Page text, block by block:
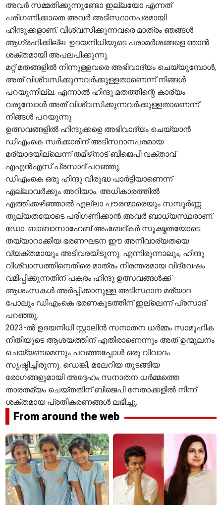
അവർ സമ്മതിക്കുന്നുണ്ടോ ഇല്ലയോ എന്നത്
പരിഗണിക്കാതെ അവർ അടിസ്ഥാനപരമായി
ഹിന്ദുക്കളാണ്. വിശ്വസിക്കുന്നവരെ മാത്രം ഞങ്ങൾ
ആഗ്രഹിക്കില്ല. ഉദയനിധിയുടെ പരാമർശങ്ങളെ ഞാൻ
ശക്തമായി അപലപിക്കുന്നു.
മറ്റ് മതങ്ങളിൽ നിന്നുള്ളവരെ അഭിവാദ്യം ചെയ്യുമ്പോൾ,
അത് വിശ്വസിക്കുന്നവർക്കുള്ളതാണെന്ന് നിങ്ങൾ
പറയുന്നില്ല. എന്നാൽ ഹിന്ദു മതത്തിന്റെ കാര്യം
വരുമ്പോൾ അത് വിശ്വസിക്കുന്നവർക്കുള്ളതാണെന്ന്
നിങ്ങൾ പറയുന്നു.
ഉത്സവങ്ങളിൽ ഹിന്ദുക്കളെ അഭിവാദ്യം ചെയ്യാൻ
ഡിഎംകെ സർക്കാരിന് അടിസ്ഥാനപരമായ
മര്യാദയില്ലെന്ന് തമിഴ്‌നാട് ബിജെപി വക്താവ്
എഎൻഎസ് പ്രസാദ് പറഞ്ഞു.
ഡിഎംകെ ഒരു ഹിന്ദു വിരുദ്ധ പാർട്ടിയാണെന്ന്
എല്ലാവർക്കും അറിയാം. അധികാരത്തിൽ
എത്തിക്കഴിഞ്ഞാൽ എല്ലാ പൗരന്മാരെയും സമ്പൂർണ്ണ
തുല്യതയോടെ പരിഗണിക്കാൻ അവർ ബാധ്യസ്ഥരാണ്.
ഡോ. ബാബാസാഹേബ് അംബേദ്കർ സൂക്ഷ്മതയോടെ
തയ്യാറാക്കിയ ഭരണഘടന ഈ അനിവാര്യതയെ
വ്യക്തമായും അടിവരയിടുന്നു. എന്നിരുന്നാലും, ഹിന്ദു
വിശ്വാസത്തിനെതിരെ മാത്രം നിരന്തരമായ വിദ്വേഷം
വമിപ്പിക്കുന്നതിന് പകരം ഹിന്ദു ഉത്സവങ്ങൾക്ക്
ആശംസകൾ അർപ്പിക്കാനുള്ള അടിസ്ഥാന മര്യാദ
പോലും ഡിഎംകെ ഭരണകൂടത്തിന് ഇല്ലെന്ന് പ്രസാദ്
പറഞ്ഞു.
2023-ൽ ഉദയനിധി സ്റ്റാലിൻ സനാതന ധർമ്മം സാമൂഹിക
നീതിയുടെ ആശയത്തിന് എതിരാണെന്നും അത് ഉന്മൂലനം
ചെയ്യണമെന്നും പറഞ്ഞപ്പോൾ ഒരു വിവാദം
സൃഷ്ടിച്ചിരുന്നു. ഡെങ്കി, മലേറിയ തുടങ്ങിയ
രോഗങ്ങളുമായി അദ്ദേഹം സനാതന ധർമ്മത്തെ
താരതമ്യം ചെയ്തതിന് ബിജെപി നേതാക്കളിൽ നിന്ന്
ശക്തമായ പ്രതികരണങ്ങൾ ലഭിച്ചു.
From around the web